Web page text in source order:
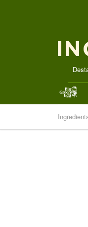
.